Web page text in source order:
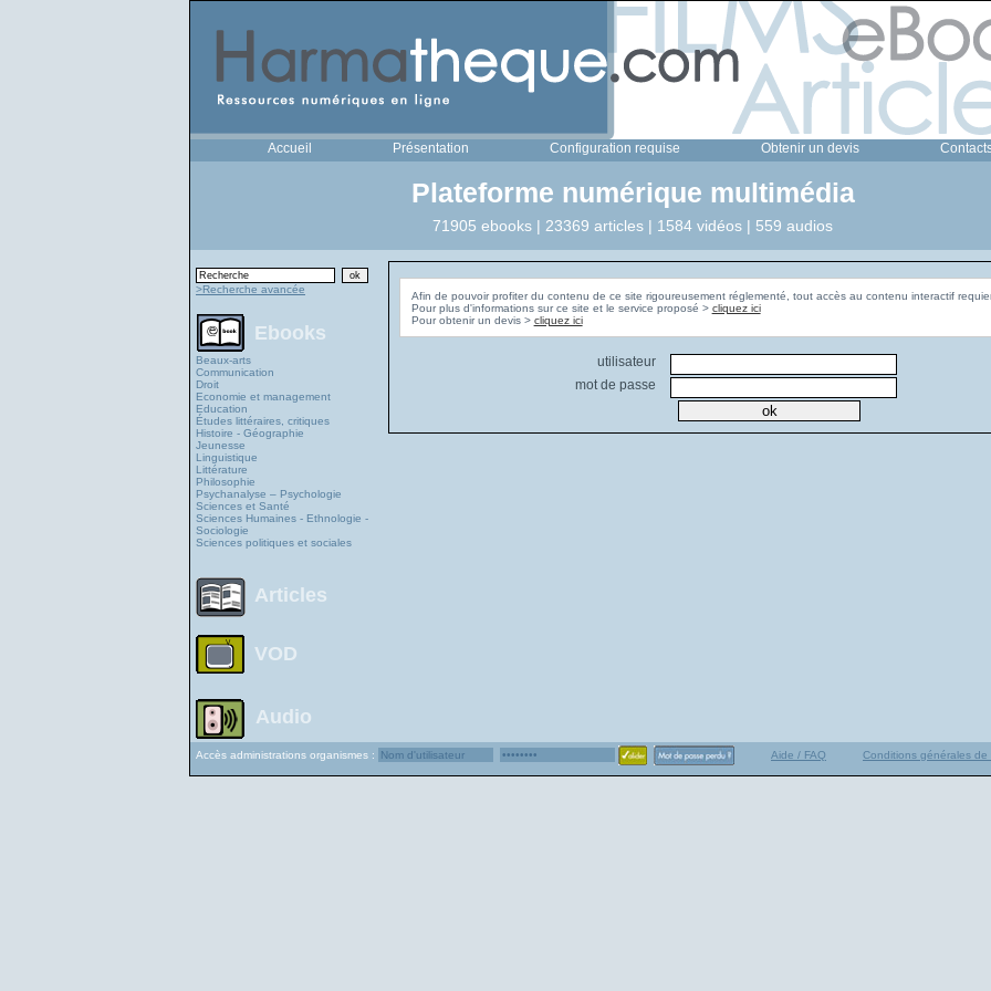
Accueil Présentation Configuration requise Obtenir un devis
Plateforme numérique multimédia
71905 ebooks | 23369 articles | 1584 vidéos | 559 audios
>Recherche avancée
Ebooks
Beaux-arts
Communication
Droit
Economie et management
Education
Études littéraires, critiques
Histoire - Géographie
Jeunesse
Linguistique
Littérature
Philosophie
Psychanalyse – Psychologie
Sciences et Santé
Sciences Humaines - Ethnologie -
Sociologie
Sciences politiques et sociales
Articles
VOD
Audio
Afin de pouvoir profiter du contenu de ce site rigoureusement réglementé, tout accès au contenu interactif
Pour plus d'informations sur ce site et le service proposé > cliquez ici
Pour obtenir un devis > cliquez ici
utilisateur
mot de passe
Accès administrations organismes : Aide / FAQ Conditions générales de